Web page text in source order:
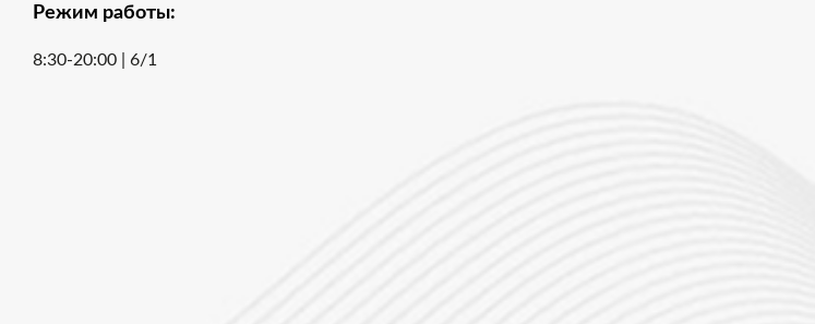
Режим работы:
8:30-20:00 | 6/1